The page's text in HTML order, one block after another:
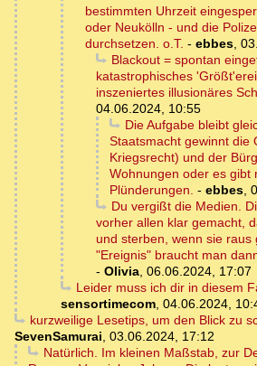
bestimmten Uhrzeit
oder Neukölln - und die
durchsetzen. o.T. - ebbes,
Blackout = spontan
katastrophisches
inszeniertes illusionäres
04.06.2024, 10:55
Die Aufgabe bleibt
Staatsmacht gewinnt die
Kriegsrecht) und der
Wohnungen oder es gibt
Plünderungen. - ebbes,
Du vergißt die Medien.
vorher allen klar gemacht,
und sterben, wenn sie
"Ereignis" braucht man
- Olivia, 06.06.2024, 17:07
Leider muss ich dir in diesem
sensortimecom, 04.06.2024,
kurzweilige Lesetips, um den Blick zu
SevenSamurai, 03.06.2024, 17:12
Natürlich. Im kleinen Maßstab, zur